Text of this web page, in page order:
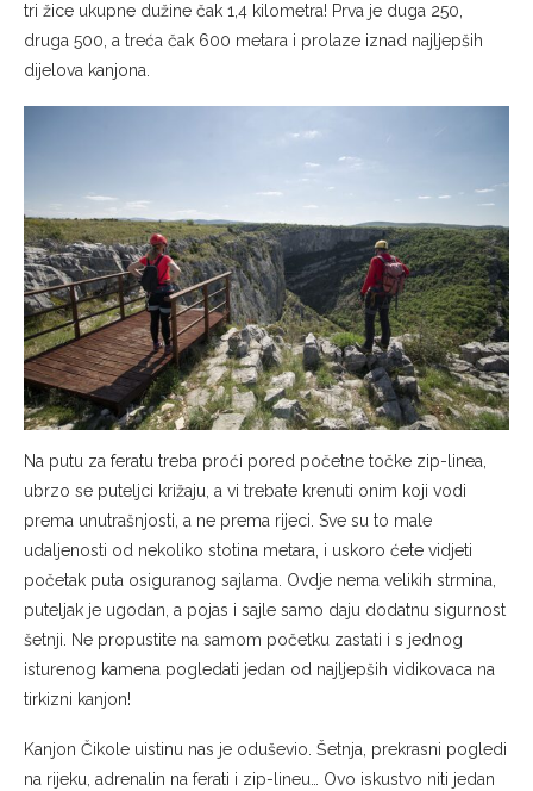
tri žice ukupne dužine čak 1,4 kilometra! Prva je duga 250,
druga 500, a treća čak 600 metara i prolaze iznad najljepših
dijelova kanjona.
Na putu za feratu treba proći pored početne točke zip-linea,
ubrzo se puteljci križaju, a vi trebate krenuti onim koji vodi
prema unutrašnjosti, a ne prema rijeci. Sve su to male
udaljenosti od nekoliko stotina metara, i uskoro ćete vidjeti
početak puta osiguranog sajlama. Ovdje nema velikih strmina,
puteljak je ugodan, a pojas i sajle samo daju dodatnu sigurnost
šetnji. Ne propustite na samom početku zastati i s jednog
isturenog kamena pogledati jedan od najljepših vidikovaca na
tirkizni kanjon!
Kanjon Čikole uistinu nas je oduševio. Šetnja, prekrasni pogledi
na rijeku, adrenalin na ferati i zip-lineu… Ovo iskustvo niti jedan